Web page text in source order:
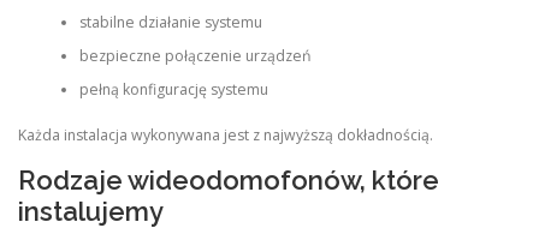
stabilne działanie systemu
bezpieczne połączenie urządzeń
pełną konfigurację systemu
Każda instalacja wykonywana jest z najwyższą dokładnością.
Rodzaje wideodomofonów, które
instalujemy